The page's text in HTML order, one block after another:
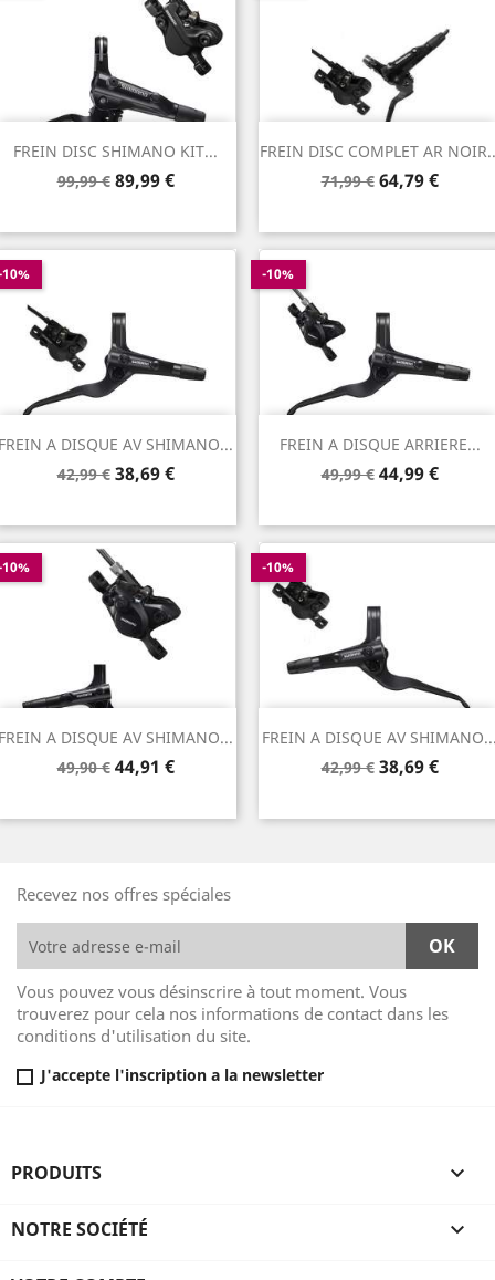
FREIN DISC SHIMANO KIT...
Prix
99,99 € Prix
89,99 €
FREIN DISC COMPLET AR
Prix
71,99 € Prix
64,79 €
A DISQUE AV SHIMANO...
Prix
42,99 € Prix
38,69 €
FREIN A DISQUE ARRIERE...
Prix
49,99 €
-10%
Prix
44,99 €
A DISQUE AV SHIMANO...
Prix
49,90 € Prix
44,91 €
FREIN A DISQUE AV
Prix
42,99 €
-10%
Prix
38,69 €
Recevez nos offres spéciales
Vous pouvez vous désinscrire à tout moment. Vous
trouverez pour cela nos informations de contact dans les
conditions d'utilisation du site.
J'accepte l'inscription a la newsletter
PRODUITS 
NOTRE SOCIÉTÉ 